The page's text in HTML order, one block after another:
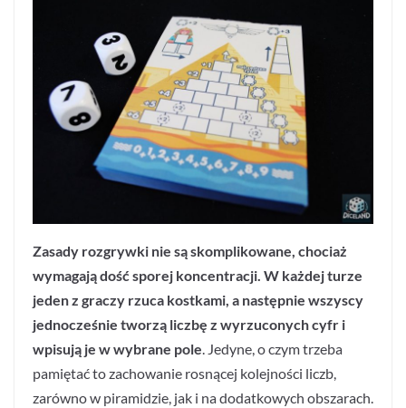
Zasady rozgrywki nie są skomplikowane, chociaż
wymagają dość sporej koncentracji. W każdej turze
jeden z graczy rzuca kostkami, a następnie wszyscy
jednocześnie tworzą liczbę z wyrzuconych cyfr i
wpisują je w wybrane pole. Jedyne, o czym trzeba
pamiętać to zachowanie rosnącej kolejności liczb,
zarówno w piramidzie, jak i na dodatkowych obszarach.